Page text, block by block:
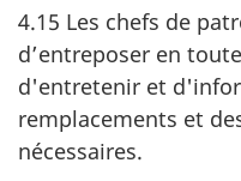
4.15 Les chefs de
d’entreposer en
d'entretenir et
remplacements et
nécessaires.